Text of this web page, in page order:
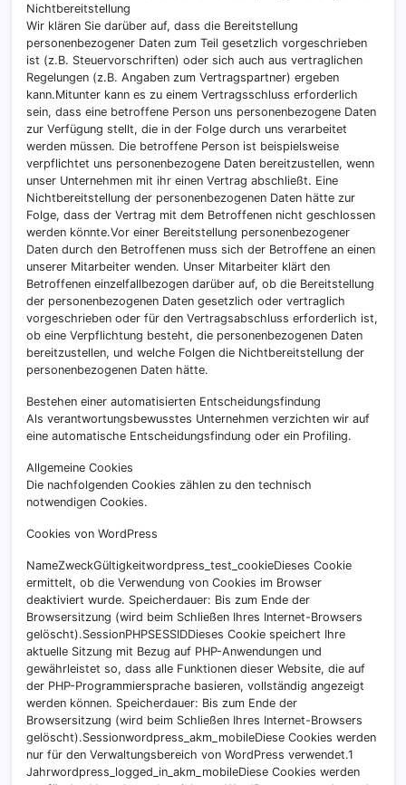
Nichtbereitstellung
Wir klären Sie darüber auf, dass die Bereitstellung
personenbezogener Daten zum Teil gesetzlich vorgeschrieben
ist (z.B. Steuervorschriften) oder sich auch aus vertraglichen
Regelungen (z.B. Angaben zum Vertragspartner) ergeben
kann.Mitunter kann es zu einem Vertragsschluss erforderlich
sein, dass eine betroffene Person uns personenbezogene Daten
zur Verfügung stellt, die in der Folge durch uns verarbeitet
werden müssen. Die betroffene Person ist beispielsweise
verpflichtet uns personenbezogene Daten bereitzustellen, wenn
unser Unternehmen mit ihr einen Vertrag abschließt. Eine
Nichtbereitstellung der personenbezogenen Daten hätte zur
Folge, dass der Vertrag mit dem Betroffenen nicht geschlossen
werden könnte.Vor einer Bereitstellung personenbezogener
Daten durch den Betroffenen muss sich der Betroffene an einen
unserer Mitarbeiter wenden. Unser Mitarbeiter klärt den
Betroffenen einzelfallbezogen darüber auf, ob die Bereitstellung
der personenbezogenen Daten gesetzlich oder vertraglich
vorgeschrieben oder für den Vertragsabschluss erforderlich ist,
ob eine Verpflichtung besteht, die personenbezogenen Daten
bereitzustellen, und welche Folgen die Nichtbereitstellung der
personenbezogenen Daten hätte.
Bestehen einer automatisierten Entscheidungsfindung
Als verantwortungsbewusstes Unternehmen verzichten wir auf
eine automatische Entscheidungsfindung oder ein Profiling.
Allgemeine Cookies
Die nachfolgenden Cookies zählen zu den technisch
notwendigen Cookies.
Cookies von WordPress
NameZweckGültigkeitwordpress_test_cookieDieses Cookie
ermittelt, ob die Verwendung von Cookies im Browser
deaktiviert wurde. Speicherdauer: Bis zum Ende der
Browsersitzung (wird beim Schließen Ihres Internet-Browsers
gelöscht).SessionPHPSESSIDDieses Cookie speichert Ihre
aktuelle Sitzung mit Bezug auf PHP-Anwendungen und
gewährleistet so, dass alle Funktionen dieser Website, die auf
der PHP-Programmiersprache basieren, vollständig angezeigt
werden können. Speicherdauer: Bis zum Ende der
Browsersitzung (wird beim Schließen Ihres Internet-Browsers
gelöscht).Sessionwordpress_akm_mobileDiese Cookies werden
nur für den Verwaltungsbereich von WordPress verwendet.1
Jahrwordpress_logged_in_akm_mobileDiese Cookies werden